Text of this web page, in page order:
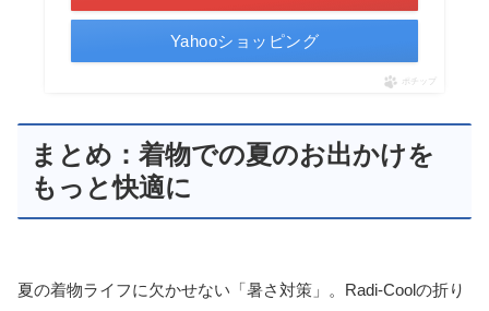
Yahooショッピング
ポチップ
まとめ：着物での夏のお出かけを
もっと快適に
夏の着物ライフに欠かせない「暑さ対策」。Radi-Coolの折り